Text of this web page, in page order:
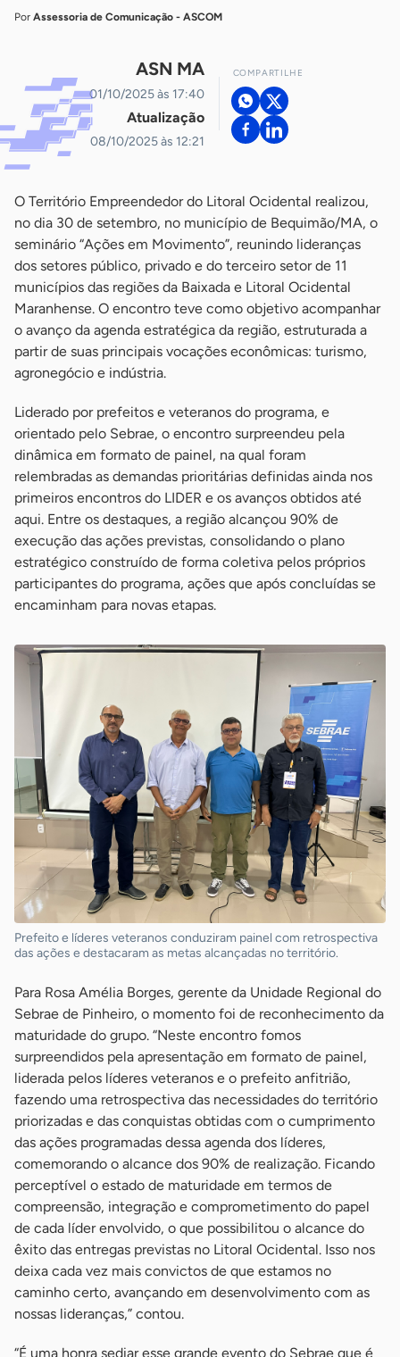
Por Assessoria de Comunicação - ASCOM
ASN MA
01/10/2025 às 17:40
Atualização
08/10/2025 às 12:21
COMPARTILHE
O Território Empreendedor do Litoral Ocidental realizou,
no dia 30 de setembro, no município de Bequimão/MA, o
seminário “Ações em Movimento”, reunindo lideranças
dos setores público, privado e do terceiro setor de 11
municípios das regiões da Baixada e Litoral Ocidental
Maranhense. O encontro teve como objetivo acompanhar
o avanço da agenda estratégica da região, estruturada a
partir de suas principais vocações econômicas: turismo,
agronegócio e indústria.
Liderado por prefeitos e veteranos do programa, e
orientado pelo Sebrae, o encontro surpreendeu pela
dinâmica em formato de painel, na qual foram
relembradas as demandas prioritárias definidas ainda nos
primeiros encontros do LIDER e os avanços obtidos até
aqui. Entre os destaques, a região alcançou 90% de
execução das ações previstas, consolidando o plano
estratégico construído de forma coletiva pelos próprios
participantes do programa, ações que após concluídas se
encaminham para novas etapas.
Prefeito e líderes veteranos conduziram painel com retrospectiva
das ações e destacaram as metas alcançadas no território.
Para Rosa Amélia Borges, gerente da Unidade Regional do
Sebrae de Pinheiro, o momento foi de reconhecimento da
maturidade do grupo. “Neste encontro fomos
surpreendidos pela apresentação em formato de painel,
liderada pelos líderes veteranos e o prefeito anfitrião,
fazendo uma retrospectiva das necessidades do território
priorizadas e das conquistas obtidas com o cumprimento
das ações programadas dessa agenda dos líderes,
comemorando o alcance dos 90% de realização. Ficando
perceptível o estado de maturidade em termos de
compreensão, integração e comprometimento do papel
de cada líder envolvido, o que possibilitou o alcance do
êxito das entregas previstas no Litoral Ocidental. Isso nos
deixa cada vez mais convictos de que estamos no
caminho certo, avançando em desenvolvimento com as
nossas lideranças,” contou.
“É uma honra sediar esse grande evento do Sebrae que é